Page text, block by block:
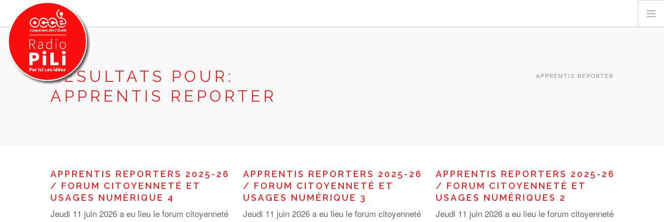
PRÉSENTATION
GRILLE DES PROGRAMMES
RECHERCHER
CONTACT
RÉSULTATS POUR:
APPRENTIS REPORTER
APPRENTIS REPORTER
APPRENTIS REPORTERS 2025-26
/ FORUM CITOYENNETÉ ET
USAGES NUMÉRIQUE 4
Jeudi 11 juin 2026 a eu lieu le forum citoyenneté
APPRENTIS REPORTERS 2025-26
/ FORUM CITOYENNETÉ ET
USAGES NUMÉRIQUE 3
Jeudi 11 juin 2026 a eu lieu le forum citoyenneté
APPRENTIS REPORTERS 2025-26
/ FORUM CITOYENNETÉ ET
USAGES NUMÉRIQUES 2
Jeudi 11 juin 2026 a eu lieu le forum citoyenneté